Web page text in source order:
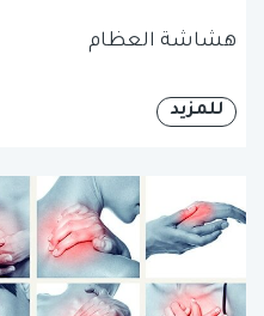
هشاشة العظام
للمزيد